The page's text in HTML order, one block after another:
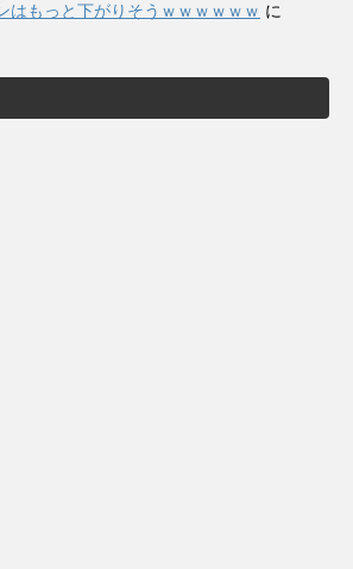
はもっと下がりそうｗｗｗｗｗｗ に